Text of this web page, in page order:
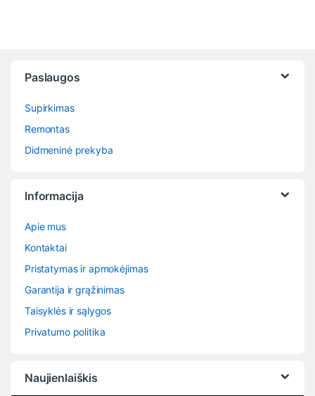
Paslaugos
Supirkimas
Remontas
Didmeninė prekyba
Informacija
Apie mus
Kontaktai
Pristatymas ir apmokėjimas
Garantija ir grąžinimas
Taisyklės ir sąlygos
Privatumo politika
Naujienlaiškis